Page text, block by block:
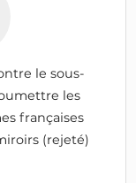
le sous-
les
françaises
(rejeté)